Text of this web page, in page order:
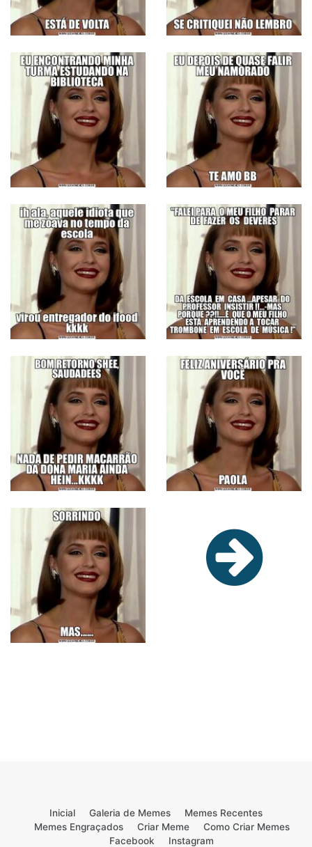
Inicial Galeria de Memes
Memes Recentes
Memes Engraçados
Criar Meme
Como Criar Memes
Facebook
Instagram